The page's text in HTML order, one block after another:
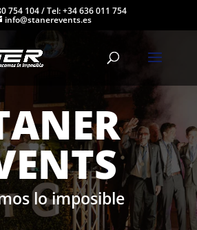
754 104/Tel: +34 636 011 754
info@stanerevents.es
lo imposible